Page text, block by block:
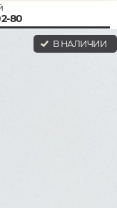
80
В НАЛИЧИИ